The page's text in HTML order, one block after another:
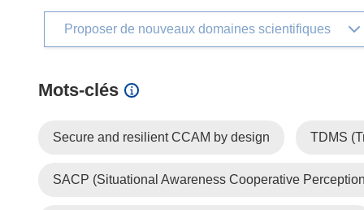
Proposer de nouveaux domaines scientifiques
Mots‑clés
Secure and resilient CCAM by design TDMS
SACP (Situational Awareness Cooperative